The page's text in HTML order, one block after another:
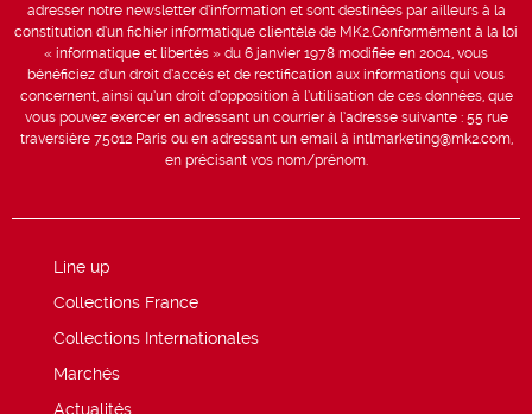
adresser notre newsletter d’information et sont destinées par ailleurs à la
constitution d’un fichier informatique clientèle de MK2.Conformément à la loi
« informatique et libertés » du 6 janvier 1978 modifiée en 2004, vous
bénéficiez d’un droit d’accès et de rectification aux informations qui vous
concernent, ainsi qu’un droit d’opposition à l’utilisation de ces données, que
vous pouvez exercer en adressant un courrier à l’adresse suivante : 55 rue
traversière 75012 Paris ou en adressant un email à intlmarketing@mk2.com,
en précisant vos nom/prénom.
Line up
Collections France
Collections Internationales
Marchés
Actualités